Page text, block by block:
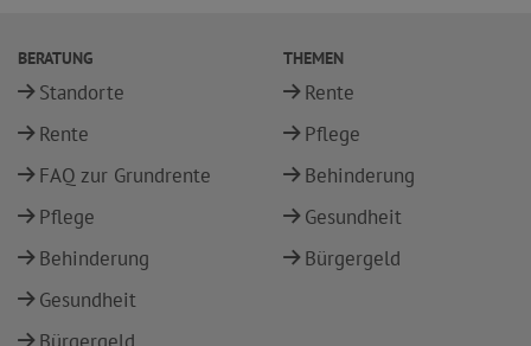
BERATUNG
Standorte
Rente
FAQ zur Grundrente
Pflege
Behinderung
Gesundheit
THEMEN
Rente
Pflege
Behinderung
Gesundheit
Bürgergeld